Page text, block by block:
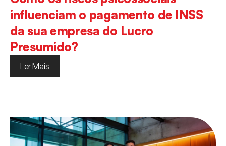
influenciam o pagamento de INSS
da sua empresa do Lucro
Presumido?
Ler Mais